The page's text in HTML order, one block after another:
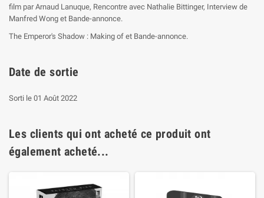
film par Arnaud Lanuque, Rencontre avec Nathalie Bittinger, Interview de
Manfred Wong et Bande-annonce.
The Emperor's Shadow : Making of et Bande-annonce.
Date de sortie
Sorti le 01 Août 2022
Les clients qui ont acheté ce produit ont
également acheté...